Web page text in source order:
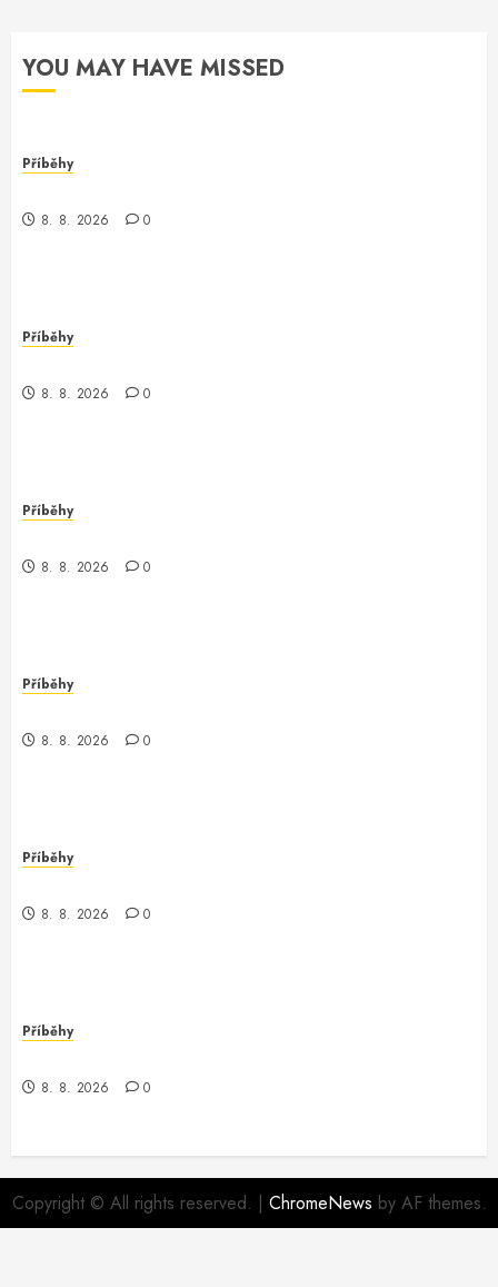
YOU MAY HAVE MISSED
Příběhy
8. 8. 2026 0
Příběhy
8. 8. 2026 0
Příběhy
8. 8. 2026 0
Příběhy
8. 8. 2026 0
Příběhy
8. 8. 2026 0
Příběhy
8. 8. 2026 0
Copyright © All rights reserved. | ChromeNews by AF themes.